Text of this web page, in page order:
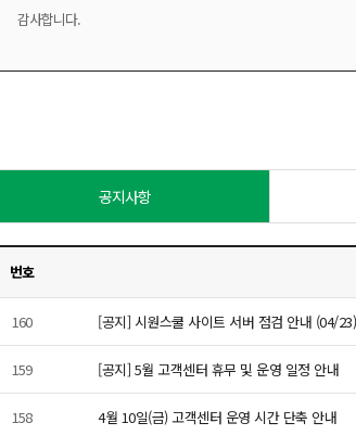
감사합니다.
공지사항
번호
160 [공지] 시원스쿨 사이트 서버 점검 안내 (04/23)
159 [공지] 5월 고객센터 휴무 및 운영 일정 안내
158 4월 10일(금) 고객센터 운영 시간 단축 안내